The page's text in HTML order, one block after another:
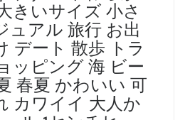
きいサイズ 小さ
ュアル 旅行 お出
デート 散歩 トラ
ッピング 海 ビー
春夏 かわいい 可
カワイイ 大人か